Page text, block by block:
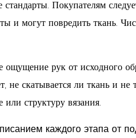
Покупателям
и могут повредить ткань.
рук от исходного
не скатывается ли ткань и
структуру вязания.
каждого этапа от